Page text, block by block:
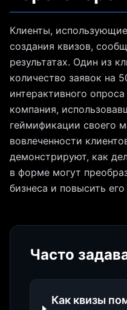
Клиенты,
создания квизов,
результатах. Один из
количество заявок на
интерактивного
компания,
геймификации своего
вовлеченности
демонстрируют, как
в форме могут
бизнеса и повысить
Часто
Как квизы